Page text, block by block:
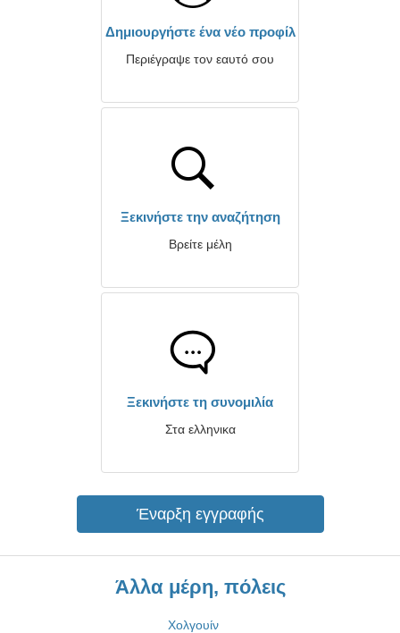
Δημιουργήστε ένα νέο προφίλ
Περιέγραψε τον εαυτό σου
Ξεκινήστε την αναζήτηση
Βρείτε μέλη
Ξεκινήστε τη συνομιλία
Στα ελληνικα
Έναρξη εγγραφής
Άλλα μέρη, πόλεις
Χολγουίν